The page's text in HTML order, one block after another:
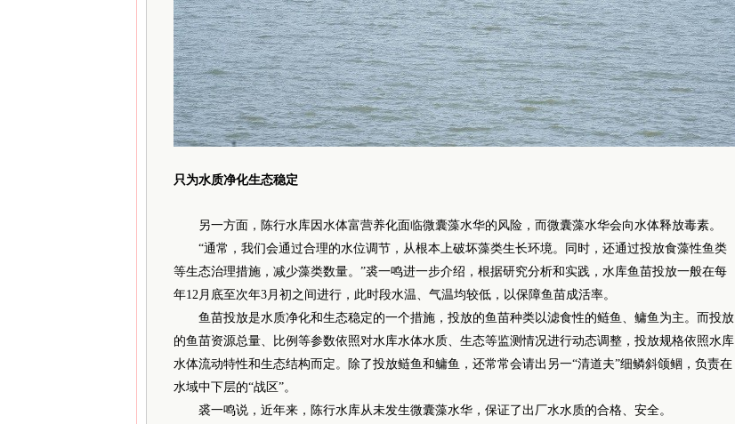
只为水质净化生态稳定
另一方面，陈行水库因水体富营养化面临微囊藻水华的风险，而微囊藻水华会向水体释放毒素。
“通常，我们会通过合理的水位调节，从根本上破坏藻类生长环境。同时，还通过投放食藻性鱼类
等生态治理措施，减少藻类数量。”裘一鸣进一步介绍，根据研究分析和实践，水库鱼苗投放一般在每
年12月底至次年3月初之间进行，此时段水温、气温均较低，以保障鱼苗成活率。
鱼苗投放是水质净化和生态稳定的一个措施，投放的鱼苗种类以滤食性的鲢鱼、鳙鱼为主。而投放
的鱼苗资源总量、比例等参数依照对水库水体水质、生态等监测情况进行动态调整，投放规格依照水库
水体流动特性和生态结构而定。除了投放鲢鱼和鳙鱼，还常常会请出另一“清道夫”细鳞斜颌鲴，负责在
水域中下层的“战区”。
裘一鸣说，近年来，陈行水库从未发生微囊藻水华，保证了出厂水水质的合格、安全。